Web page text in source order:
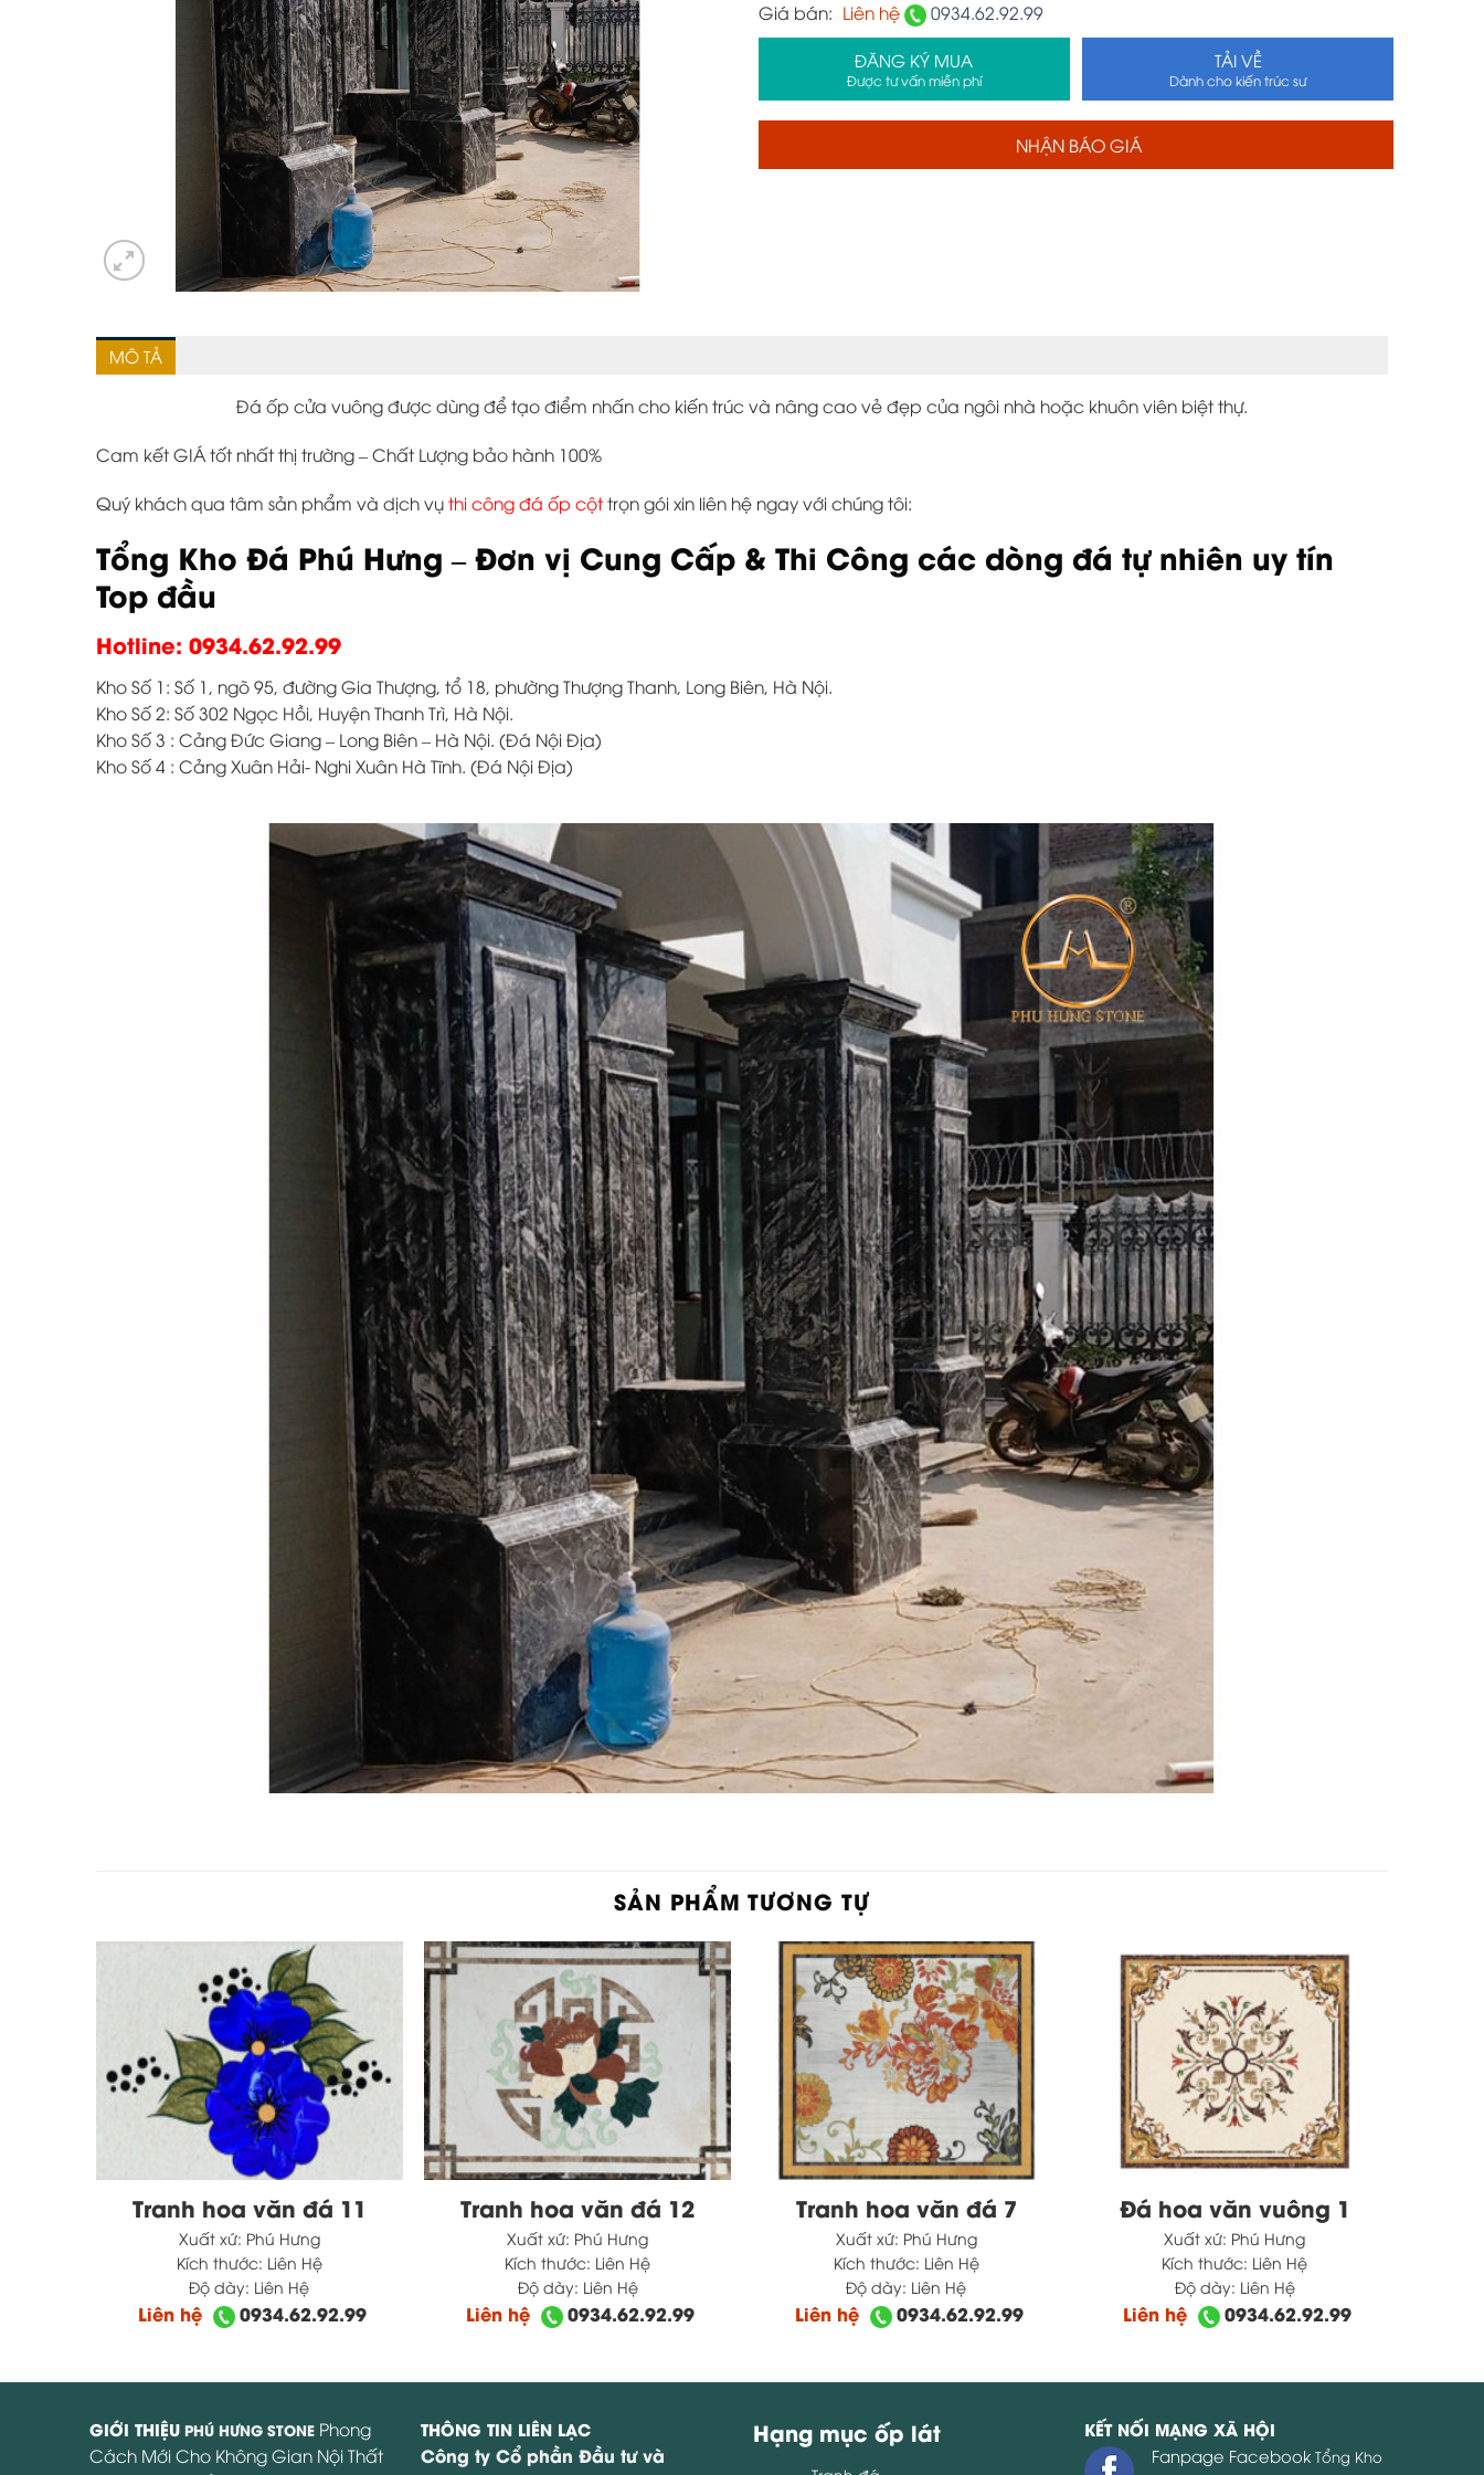
Giá bán: Liên hệ 0934.62.92.99
ĐĂNG KÝ MUA
Được tư vấn miễn phí
TẢI VỀ
Dành cho kiến trúc sư
NHẬN BÁO GIÁ
MÔ TẢ
Đá ốp cửa vuông được dùng để tạo điểm nhấn cho kiến trúc và nâng cao vẻ đẹp của ngôi nhà hoặc khuôn viên biệt thự.
Cam kết GIÁ tốt nhất thị trường – Chất Lượng bảo hành 100%
Quý khách qua tâm sản phẩm và dịch vụthi công đá ốp cộttrọn gói xin liên hệ ngay với chúng tôi:
Tổng Kho Đá Phú Hưng – Đơn vị Cung Cấp & Thi Công các dòng đá tự nhiên uy tín
Top đầu
Hotline: 0934.62.92.99
Kho Số 1: Số 1, ngõ 95, đường Gia Thượng, tổ 18, phường Thượng Thanh, Long Biên, Hà Nội.
Kho Số 2: Số 302 Ngọc Hồi, Huyện Thanh Trì, Hà Nội.
Kho Số 3 : Cảng Đức Giang – Long Biên – Hà Nội. (Đá Nội Địa)
Kho Số 4 : Cảng Xuân Hải- Nghi Xuân Hà Tĩnh. (Đá Nội Địa)
SẢN PHẨM TƯƠNG TỰ
Tranh hoa văn đá 11
Xuất xứ: Phú Hưng
Kích thước: Liên Hệ
Độ dày: Liên Hệ
Liên hệ 0934.62.92.99
Tranh hoa văn đá 12
Xuất xứ: Phú Hưng
Kích thước: Liên Hệ
Độ dày: Liên Hệ
Liên hệ 0934.62.92.99
Tranh hoa văn đá 7
Xuất xứ: Phú Hưng
Kích thước: Liên Hệ
Độ dày: Liên Hệ
Liên hệ 0934.62.92.99
Đá hoa văn vuông 1
Xuất xứ: Phú Hưng
Kích thước: Liên Hệ
Độ dày: Liên Hệ
Liên hệ 0934.62.92.99
GIỚI THIỆU PHÚ HƯNG STONE Phong
Cách Mới Cho Không Gian Nội Thất
THÔNG TIN LIÊN LẠC
Công ty Cổ phần Đầu tư và
Hạng mục ốp lát KẾT NỐI MẠNG XÃ HỘI
Fanpage Facebook Tổng Kho